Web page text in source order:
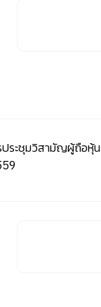
ประชุมวิสามัญผู้ถือหุ้น